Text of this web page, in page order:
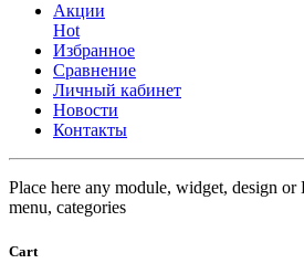
Акции
Hot
Избранное
Сравнение
Личный кабинет
Новости
Контакты
Place here any module, widget, design
menu, categories
Cart